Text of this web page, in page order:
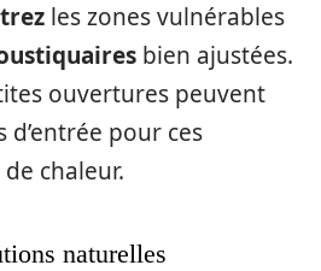
les zones vulnérables
bien ajustées.
ouvertures peuvent
pour ces
chaleur.
naturelles